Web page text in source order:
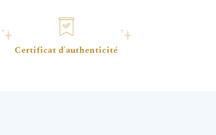
Certificat d'authenticité